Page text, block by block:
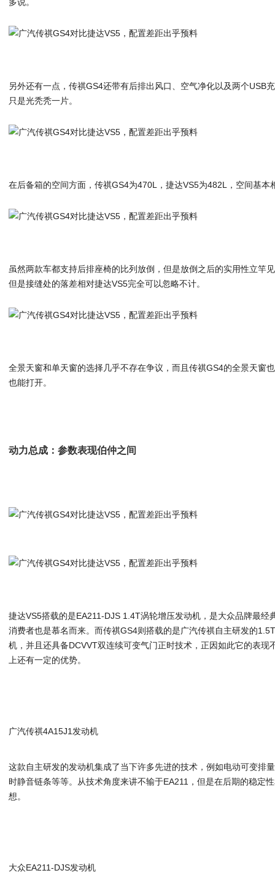
另外还有一点，传祺GS4还带有后排出风口、空气净化以及两个USB
只是光秃秃一片。
在后备箱的空间方面，传祺GS4为470L，捷达VS5为482L，空间基本
虽然两款车都支持后排座椅的比列放倒，但是放倒之后的实用性立竿
但是接缝处的落差相对捷达VS5完全可以忽略不计。
全景天窗和单天窗的选择几乎不存在争议，而且传祺GS4的全景天窗
也能打开。
动力总成：参数表现伯仲之间
捷达VS5搭载的是EA211-DJS 1.4T涡轮增压发动机，是大众品牌最经
消费者也是慕名而来。而传祺GS4则搭载的是广汽传祺自主研发的
机，并且还具备DCVVT双连续可变气门正时技术，正因如此它的表现
上还有一定的优势。
广汽传祺4A15J1发动机
这款自主研发的发动机集成了当下许多先进的技术，例如电动可变排
时静音链条等等。从技术角度来讲不输于EA211，但是在后期的稳定
想。
大众EA211-DJS发动机